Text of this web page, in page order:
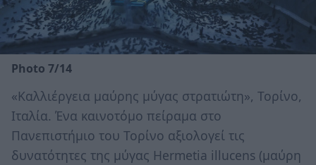
Photo 7/14
«Καλλιέργεια μαύρης μύγας στρατιώτη», Τορίνο,
Ιταλία. Ένα καινοτόμο πείραμα στο
Πανεπιστήμιο του Τορίνο αξιολογεί τις
δυνατότητες της μύγας Hermetia illucens (μαύρη